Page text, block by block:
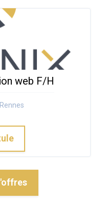
web F/H
Rennes